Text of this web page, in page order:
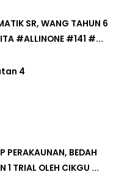
SR, WANG TAHUN 6
#ALLINONE #141 #...
4
PERAKAUNAN, BEDAH
1 TRIAL OLEH CIKGU ...